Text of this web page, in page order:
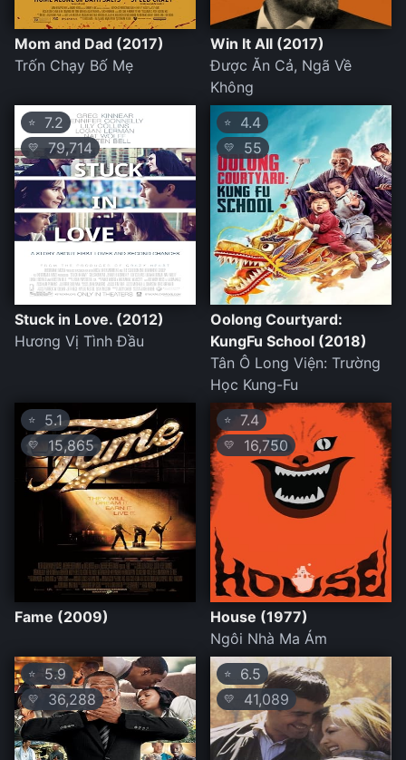
Mom and Dad (2017)
Trốn Chạy Bố Mẹ
Win It All (2017)
Được Ăn Cả, Ngã Về
Không
⭐ 7.2
💛 79,714
Stuck in Love. (2012)
Hương Vị Tình Đầu
⭐ 4.4
💛 55
Oolong Courtyard:
KungFu School (2018)
Tân Ô Long Viện: Trường
Học Kung-Fu
⭐ 5.1
💛 15,865
Fame (2009)
⭐ 7.4
💛 16,750
House (1977)
Ngôi Nhà Ma Ám
⭐ 5.9
💛 36,288
⭐ 6.5
💛 41,089